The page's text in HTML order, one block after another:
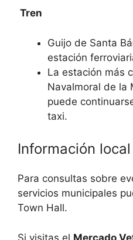
Tren
Guijo de Santa
estación
La estación más
Navalmoral de la
puede
taxi.
Información local
Para consultas sobre
servicios municipales
Town Hall.
Si visitas el Mercado